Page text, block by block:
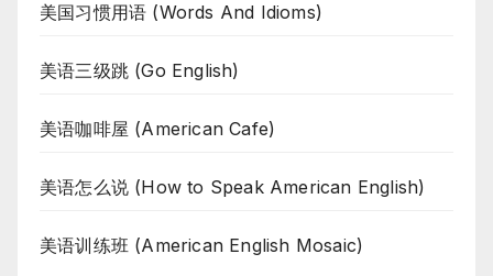
美国习惯用语 (Words And Idioms)
美语三级跳 (Go English)
美语咖啡屋 (American Cafe)
美语怎么说 (How to Speak American English)
美语训练班 (American English Mosaic)